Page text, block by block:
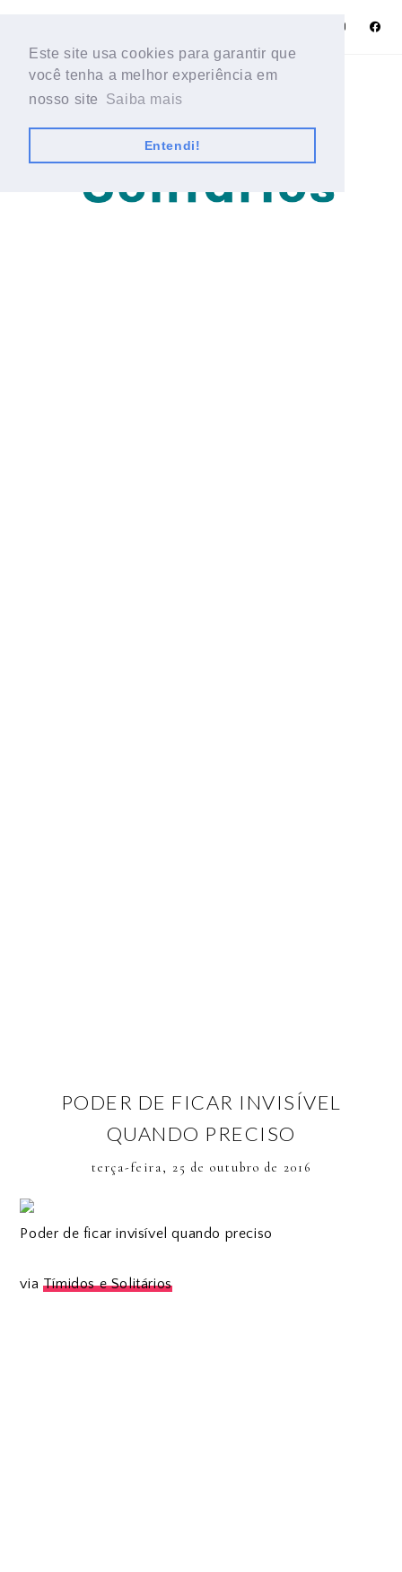
Este site usa cookies para garantir que
você tenha a melhor experiência em
nosso site
Saiba mais
Entendi!
Este site usa cookies para garantir que
você tenha a melhor experiência em
nosso site
Saiba mais
Entendi!
PODER DE FICAR INVISÍVEL
QUANDO PRECISO
terça-feira, 25 de outubro de 2016
Poder de ficar invisível quando preciso
via Tímidos e Solitários